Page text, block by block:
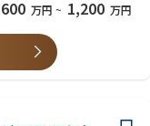
のではなくこの分野で
600 万円 ~ 1,200 万円